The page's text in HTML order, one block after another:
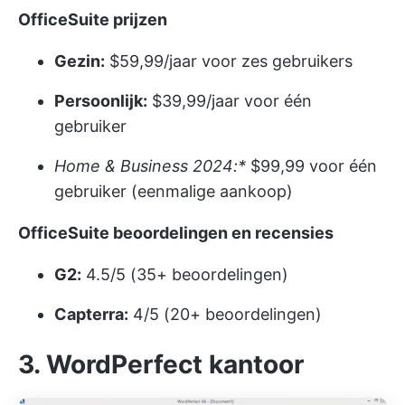
OfficeSuite prijzen
Gezin: $59,99/jaar voor zes gebruikers
Persoonlijk: $39,99/jaar voor één
gebruiker
Home & Business 2024:* $99,99 voor één
gebruiker (eenmalige aankoop)
OfficeSuite beoordelingen en recensies
G2: 4.5/5 (35+ beoordelingen)
Capterra: 4/5 (20+ beoordelingen)
3. WordPerfect kantoor